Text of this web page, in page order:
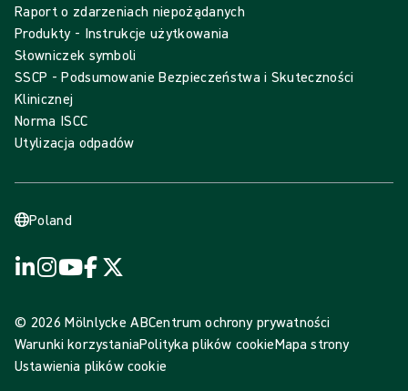
Raport o zdarzeniach niepożądanych
Produkty - Instrukcje użytkowania
Słowniczek symboli
SSCP - Podsumowanie Bezpieczeństwa i Skuteczności
Klinicznej
Norma ISCC
Utylizacja odpadów
Poland
© 2026 Mölnlycke ABCentrum ochrony prywatności
Warunki korzystaniaPolityka plików cookieMapa strony
Ustawienia plików cookie